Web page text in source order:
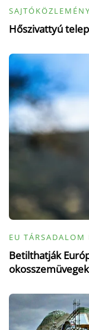
SAJTÓKÖZLEMÉNY
Hőszivattyú
EU TÁRSADALOM
Betilthatják